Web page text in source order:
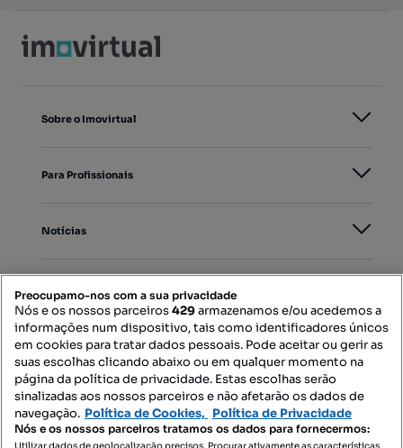
Sobre o Imovirtual
Para Profissionais
Notícias
Mapa do Site
Contacte-nos
Preocupamo-nos com a sua privacidade
Nós e os nossos parceiros429armazenamos e/ou acedemos a
informações num dispositivo, tais como identificadores únicos
em cookies para tratar dados pessoais. Pode aceitar ou gerir as
suas escolhas clicando abaixo ou em qualquer momento na
página da política de privacidade. Estas escolhas serão
sinalizadas aos nossos parceiros e não afetarão os dados de
navegação. Política de Cookies, Política de Privacidade
Nós e os nossos parceiros tratamos os dados para fornecermos: